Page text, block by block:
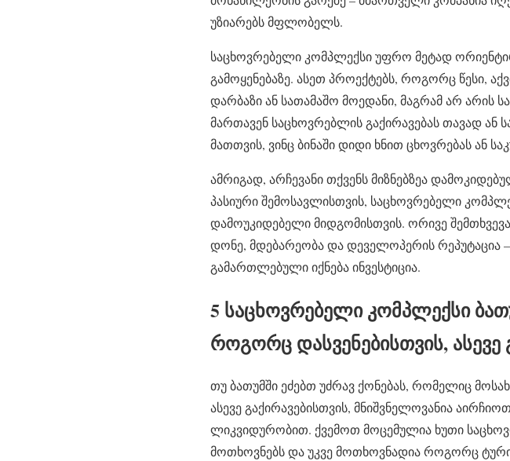
უზიარებს მფლობელს.
საცხოვრებელი კომპლექსი უფრო მეტად
გამოყენებაზე. ასეთ პროექტებს, როგორც წესი,
დარბაზი ან სათამაშო მოედანი, მაგრამ არ არის
მართავენ საცხოვრებლის გაქირავებას თავად ან
მათთვის, ვინც ბინაში დიდი ხნით ცხოვრებას ან
ამრიგად, არჩევანი თქვენს მიზნებზეა
პასიური შემოსავლისთვის, საცხოვრებელი
დამოუკიდებელი მიდგომისთვის. ორივე
დონე, მდებარეობა და დეველოპერის რეპუტაცია
გამართლებული იქნება ინვესტიცია.
5 საცხოვრებელი კომპლექსი
როგორც დასვენებისთვის, ასევე
თუ ბათუმში ეძებთ უძრავ ქონებას, რომელიც
ასევე გაქირავებისთვის, მნიშვნელოვანია
ლიკვიდურობით. ქვემოთ მოცემულია ხუთი
მოთხოვნებს და უკვე მოთხოვნადია როგორც